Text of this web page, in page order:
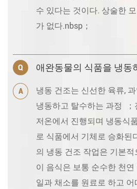
수 있다는 것이다. 상술한
가 없다.nbsp；
Q 애완동물의 식품을 냉동
A
냉동 건조는 신선한 육류,
냉동하고 탈수하는 과정 ；
저온에서 진행되며 냉동식
로 식품에서 기체로 승화된
의 냉동 건조 작업은 기본
이 음식은 보통 순수한 천연
일과 채소를 원료로 하고